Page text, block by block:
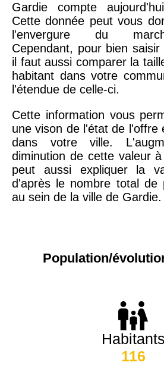
Gardie compte
Cette donnée peut vous
l'envergure du
Cependant, pour bien
il faut aussi comparer la
habitant dans votre
l'étendue de celle-ci.
Cette information vous
une vison de l'état de l'offre
dans votre ville.
diminution de cette valeur
peut aussi expliquer la
d'après le nombre total de
au sein de la ville de Gardie.
Population/
Habitants
116